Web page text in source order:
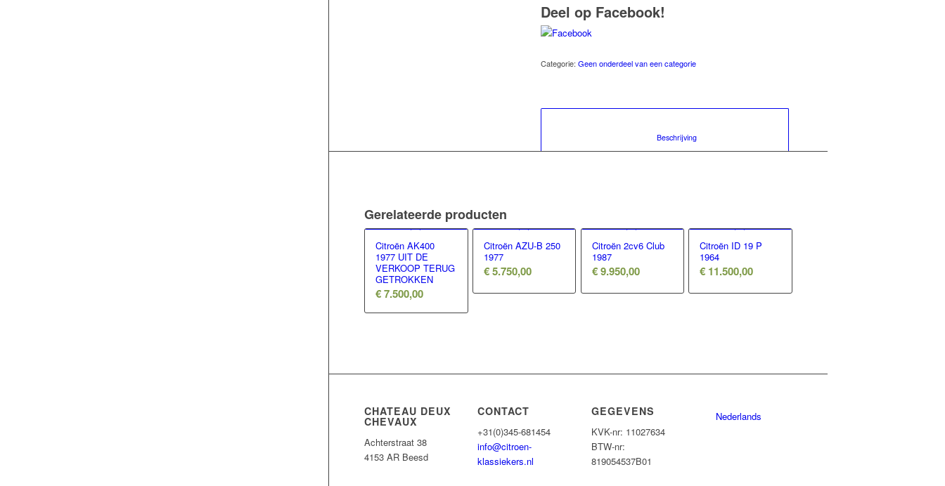
Deel op Facebook!
Categorie: Geen onderdeel van een categorie
						Beschrijving
Gerelateerde producten
Citroën AK400
1977 UIT DE
VERKOOP TERUG
GETROKKEN
€7.500,00
Citroën AZU-B 250
1977
€5.750,00
Citroën 2cv6 Club
1987
€9.950,00
Citroën ID 19 P
1964
€ 11.500,00
CHATEAU DEUX
CHEVAUX
Achterstraat 38
4153 AR Beesd
CONTACT
+31(0)345-681454
info@citroen-
klassiekers.nl
GEGEVENS
KVK-nr: 11027634
BTW-nr:
819054537B01
Nederlands